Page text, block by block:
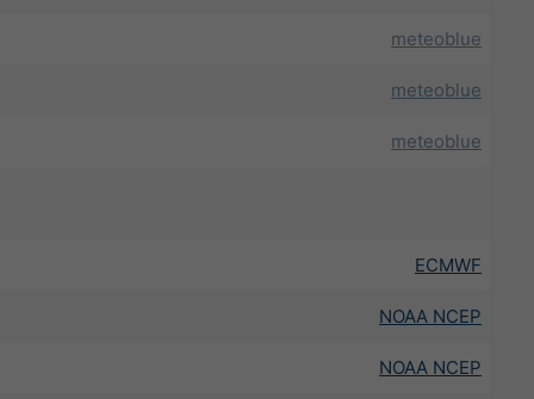
meteoblue
meteoblue
meteoblue
ECMWF
NOAA NCEP
NOAA NCEP